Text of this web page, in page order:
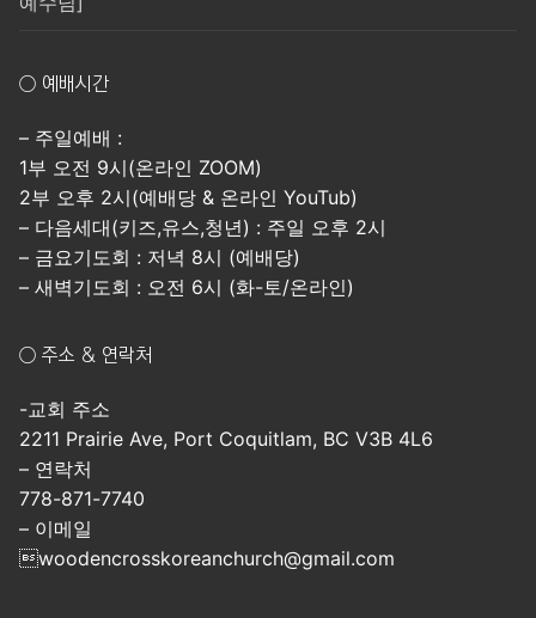
○ 예배시간
– 주일예배 :
1부 오전 9시(온라인 ZOOM)
2부 오후 2시(예배당 & 온라인 YouTub)
– 다음세대(키즈,유스,청년) : 주일 오후 2시
– 금요기도회 : 저녁 8시 (예배당)
– 새벽기도회 : 오전 6시 (화-토/온라인)
○ 주소 & 연락처
-교회 주소
2211 Prairie Ave, Port Coquitlam, BC V3B 4L6
– 연락처
778-871-7740
– 이메일
woodencrosskoreanchurch@gmail.com